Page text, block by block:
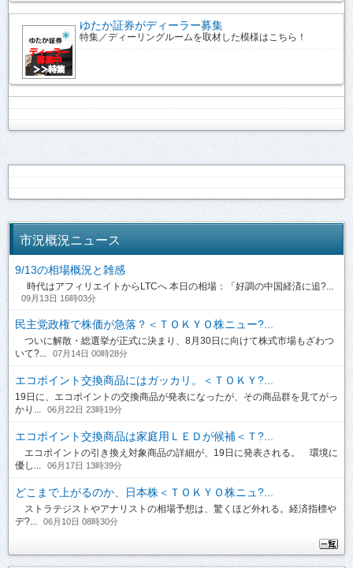
ゆたか証券がディーラー募集
特集／ディーリングルームを取材した模様はこちら！
市況概況ニュース
9/13の相場概況と雑感
時代はアフィリエイトからLTCへ 本日の相場：「好調の中国経済に追?...
09月13日 16時03分
民主党政権で株価が急落？＜ＴＯＫＹＯ株ニュー?...
ついに解散・総選挙が正式に決まり、8月30日に向けて株式市場もざわつ
いて?...
07月14日 00時28分
エコポイント交換商品にはガッカリ。＜ＴＯＫＹ?...
19日に、エコポイントの交換商品が発表になったが、その商品群を見てがっ
かり...
06月22日 23時19分
エコポイント交換商品は家庭用ＬＥＤが候補＜Ｔ?...
エコポイントの引き換え対象商品の詳細が、19日に発表される。 環境に
優し...
06月17日 13時39分
どこまで上がるのか、日本株＜ＴＯＫＹＯ株ニュ?...
ストラテジストやアナリストの相場予想は、驚くほど外れる。経済指標や
デ?...
06月10日 08時30分